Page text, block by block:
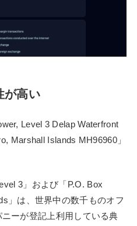
が高い
Level 3 Delap Waterfront
Marshall Islands MH96960」
3」および「P.O. Box
」は、世界中の数千ものオフ
ーが登記上利用している典